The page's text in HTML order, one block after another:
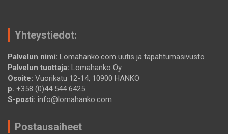
Yhteystiedot:
Palvelun nimi: Lomahanko.com uutis ja tapahtumasivusto
Palvelun tuottaja: Lomahanko Oy
Osoite: Vuorikatu 12-14, 10900 HANKO
p. +358 (0)44 544 6425
S-posti: info@lomahanko.com
Postausaiheet